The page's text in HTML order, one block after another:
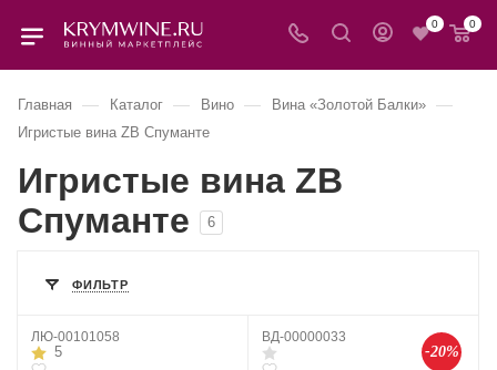
0 0
Главная — Каталог — Вино — Вина «Золотой Балки» —
Игристые вина ZB Спуманте
Игристые вина ZB
Спуманте
6
ФИЛЬТР
ЛЮ-00101058
5
ВД-00000033
-20%